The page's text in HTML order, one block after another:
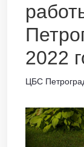
2022
ЦБС